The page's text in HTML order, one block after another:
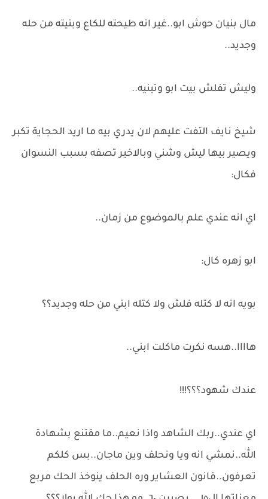
مال بنيان حوش ابو..غير انه طيحته للكاع وبنيته من حله
وجديد..
وليش تفلش بيت ابو وتبنيه..
شيخ نايف التفت عليهم لان يدري بيه ما اريد الحجاية تكبر
ويصير بيها ليش وشني وبالاخير تصفه بسبب النسوان
فكال:
اي انه عندي علم بالموضوع من زمان..
ابو زهره كال:
بويه انه لا كتله فلش ولا كتله ابني من حله وجديد؟؟
هاااا..هسه نكرت ماكلت ابني..
عندك شهود؟؟؟!!!
اي عندي..ربك الشاهد واذا نعيم..ما مقتنع بشهادة
الله..نمشي انه ويا ونحلف وين ماجان..بس كلكم
تعرفون..قانون العشاير وره الحلف ينوخذ الحك مربع